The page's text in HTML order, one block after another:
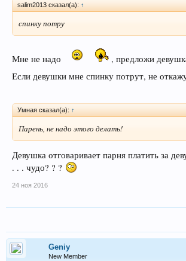
salim2013 сказал(а): ↑
спинку потру
Мне не надо , предложи
Если девушки мне спинку потрут, не
Умная сказал(а): ↑
Парень, не надо этого делать!
Девушка отговаривает парня платить за
. . . чудо? ? ?
24 ноя 2016
Geniy
New Member